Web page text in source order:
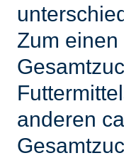
Zum
anderen